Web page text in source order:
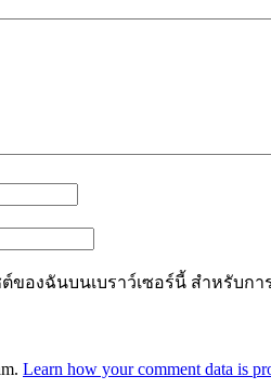
ของฉันบนเบราว์เซอร์นี้ สำหรับกา
Learn how your comment data is